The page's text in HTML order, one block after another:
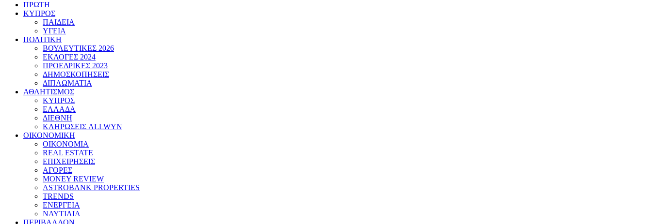
ΠΡΩΤΗ
ΚΥΠΡΟΣ
ΠΑΙΔΕΙΑ
ΥΓΕΙΑ
ΠΟΛΙΤΙΚΗ
ΒΟΥΛΕΥΤΙΚΕΣ 2026
ΕΚΛΟΓΕΣ 2024
ΠΡΟΕΔΡΙΚΕΣ 2023
ΔΗΜΟΣΚΟΠΗΣΕΙΣ
ΔΙΠΛΩΜΑΤΙΑ
ΑΘΛΗΤΙΣΜΟΣ
ΚΥΠΡΟΣ
ΕΛΛΑΔΑ
ΔΙΕΘΝΗ
ΚΛΗΡΩΣΕΙΣ ALLWYN
ΟΙΚΟΝΟΜΙΚΗ
ΟΙΚΟΝΟΜΙΑ
REAL ESTATE
ΕΠΙΧΕΙΡΗΣΕΙΣ
ΑΓΟΡΕΣ
MONEY REVIEW
ASTROBANK PROPERTIES
TRENDS
ΕΝΕΡΓΕΙΑ
ΝΑΥΤΙΛΙΑ
ΠΕΡΙΒΑΛΛΟΝ